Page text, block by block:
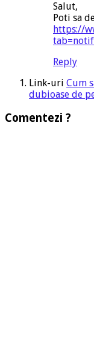
Salut,
Poti sa
https://
Reply
Link-uri Cum
dubioase de
Comentezi ?